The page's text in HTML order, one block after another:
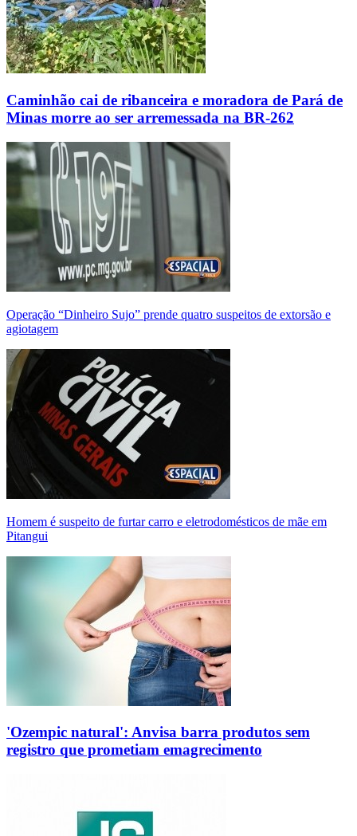
Caminhão cai de ribanceira e moradora de Pará de
Minas morre ao ser arremessada na BR-262
Operação “Dinheiro Sujo” prende quatro suspeitos de extorsão e
agiotagem
Homem é suspeito de furtar carro e eletrodomésticos de mãe em
Pitangui
'Ozempic natural': Anvisa barra produtos sem
registro que prometiam emagrecimento